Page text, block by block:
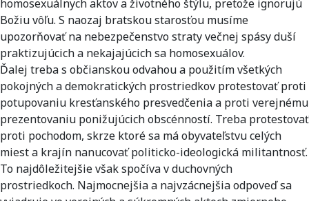
homosexuálnych aktov a životného štýlu, pretože ignorujú
Božiu vôľu. S naozaj bratskou starosťou musíme
upozorňovať na nebezpečenstvo straty večnej spásy duší
praktizujúcich a nekajajúcich sa homosexuálov.
Ďalej treba s občianskou odvahou a použitím všetkých
pokojných a demokratických prostriedkov protestovať proti
potupovaniu kresťanského presvedčenia a proti verejnému
prezentovaniu ponižujúcich obscénností. Treba protestovať
proti pochodom, skrze ktoré sa má obyvateľstvu celých
miest a krajín nanucovať politicko-ideologická militantnosť.
To najdôležitejšie však spočíva v duchovných
prostriedkoch. Najmocnejšia a najvzácnejšia odpoveď sa